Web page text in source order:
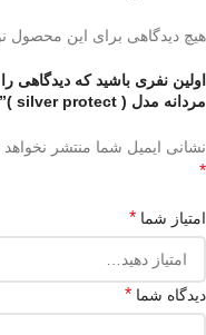
هیچ دیدگاهی برای این محصول
اولین نفری باشید که دیدگاهی
مردانه مدل ( silver protect )”
نشانی ایمیل شما منتشر
*
امتیاز شما *
دیدگاه شما *